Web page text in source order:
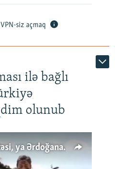
VPN-siz açmaq
ilə bağlı
olunub
Türkiyənin dönüş nöqtəsi, ya Ərdoğana üçüncü şans: PKK ilə qəfil barışıq nə deməkdir?